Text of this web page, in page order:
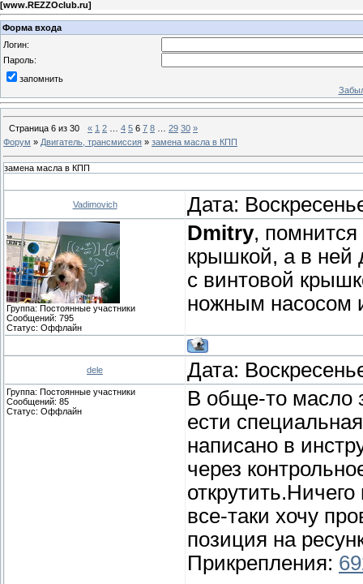
[www.REZZOclub.ru]
Форма входа
Логин:
Пароль:
запомнить
Страница 6 из 30 « 1 2 4 5 6 7 8 29 30 »
Форум » Двигатель, трансмиссия » замена масла в КПП
замена масла в КПП
Vadimovich Дата:
Группа: Постоянные участники
Сообщений: 795
Статус: Оффлайн
Dmitry, помнится
крышкой, а в ней
с винтовой
ножным насосом
dele Дата:
Группа: Постоянные участники
Сообщений: 85
Статус: Оффлайн
В обще-то масло
ести
написано в
через
все-таки хочу
позиция на
Прикрепления: